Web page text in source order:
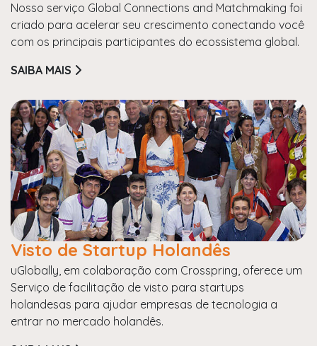
Nosso serviço Global Connections and Matchmaking foi
criado para acelerar seu crescimento conectando você
com os principais participantes do ecossistema global.
SAIBA MAIS
Visto de Startup Holandês
uGlobally, em colaboração com Crosspring, oferece um
Serviço de facilitação de visto para startups
holandesas para ajudar empresas de tecnologia a
entrar no mercado holandês.